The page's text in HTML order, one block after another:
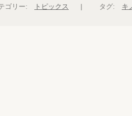
ゴリー: トピックス | タグ:
キ